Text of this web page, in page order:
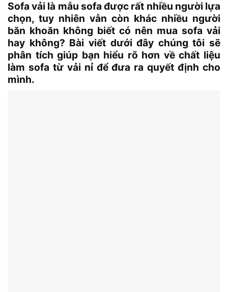
Sofa vải là mẫu sofa được rất nhiều người lựa
chọn, tuy nhiên vẫn còn khác nhiều người
băn khoăn không biết có nên mua sofa vải
hay không? Bài viết dưới đây chúng tôi sẽ
phân tích giúp bạn hiểu rõ hơn về chất liệu
làm sofa từ vải nỉ để đưa ra quyết định cho
mình.